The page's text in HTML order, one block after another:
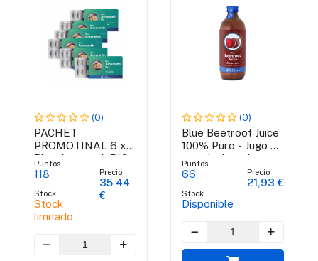
(0)
PACHET
PROMOTINAL 6 x
Blue Amaranth BIO
Puntos
118
Stock
Stock
limitado
Precio
35,44
€
(0)
Blue Beetroot Juice
100% Puro - Jugo de
remolacha roja
100% puro orgánico
Certificado Bio
Puntos
66
Stock
Disponible
Precio
21,93 €